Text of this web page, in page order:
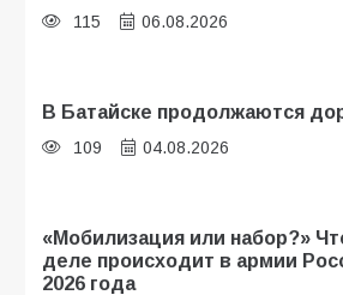
115 06.08.2026
В Батайске продолжаются
109 04.08.2026
«Мобилизация или набор?»
деле происходит в армии
2026 года